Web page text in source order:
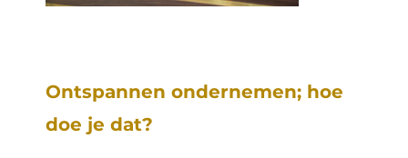
Ontspannen ondernemen; hoe
doe je dat?